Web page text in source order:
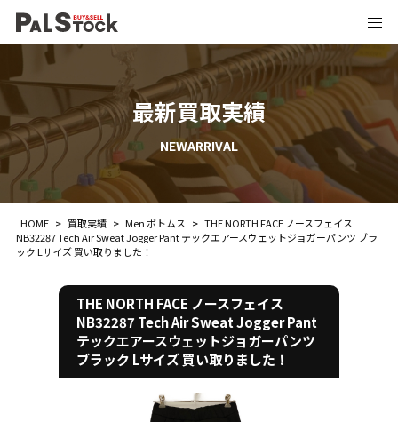
最新買取実績
NEWARRIVAL
HOME > 買取実績 > Men ボトムス > THE NORTH FACE ノースフェイス
NB32287 Tech Air Sweat Jogger Pant テックエアースウェットジョガーパンツ ブラ
ック Lサイズ 買い取りました！
THE NORTH FACE ノースフェイス
NB32287 Tech Air Sweat Jogger Pant
テックエアースウェットジョガーパンツ
ブラック Lサイズ 買い取りました！